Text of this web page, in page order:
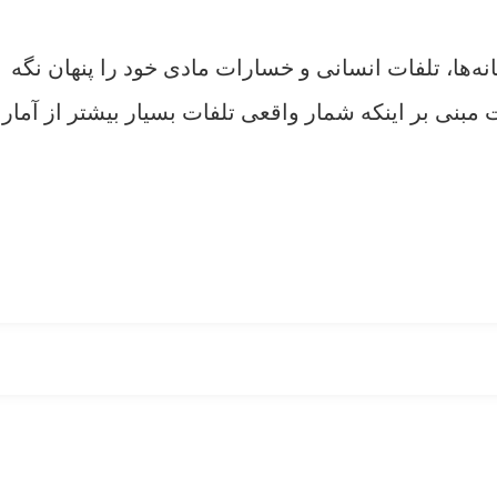
تلفات انسانی و خسارات مادی خود را پنهان نگه
بر اینکه شمار واقعی تلفات بسیار بیشتر از آمار